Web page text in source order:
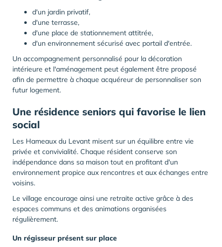
d'un jardin privatif,
d'une terrasse,
d'une place de stationnement attitrée,
d'un environnement sécurisé avec portail d'entrée.
Un accompagnement personnalisé pour la décoration
intérieure et l'aménagement peut également être proposé
afin de permettre à chaque acquéreur de personnaliser son
futur logement.
Une résidence seniors qui favorise le lien
social
Les Hameaux du Levant misent sur un équilibre entre vie
privée et convivialité. Chaque résident conserve son
indépendance dans sa maison tout en profitant d'un
environnement propice aux rencontres et aux échanges entre
voisins.
Le village encourage ainsi une retraite active grâce à des
espaces communs et des animations organisées
régulièrement.
Un régisseur présent sur place